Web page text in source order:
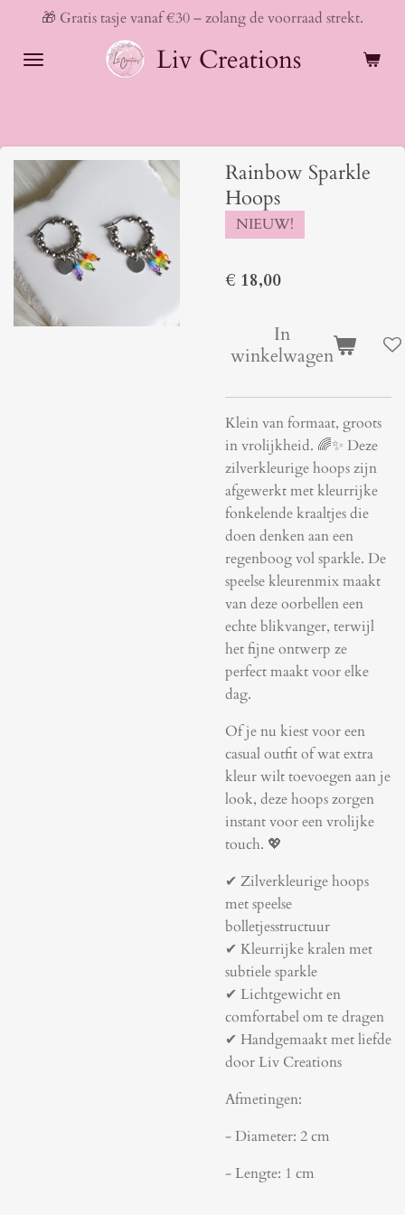
naar
Liv Creations
🎁 Gratis tasje vanaf €30 – zolang de voorraad strekt.
Rainbow Sparkle
Hoops
NIEUW!
€ 18,00
In
winkelwagen
Klein van formaat, groots
in vrolijkheid. 🌈✨ Deze
zilverkleurige hoops zijn
afgewerkt met kleurrijke
fonkelende kraaltjes die
doen denken aan een
regenboog vol sparkle. De
speelse kleurenmix maakt
van deze oorbellen een
echte blikvanger, terwijl
het fijne ontwerp ze
perfect maakt voor elke
dag.
Of je nu kiest voor een
casual outfit of wat extra
kleur wilt toevoegen aan je
look, deze hoops zorgen
instant voor een vrolijke
touch. 💖
✔ Zilverkleurige hoops
met speelse
bolletjesstructuur
✔ Kleurrijke kralen met
subtiele sparkle
✔ Lichtgewicht en
comfortabel om te dragen
✔ Handgemaakt met liefde
door Liv Creations
Afmetingen:
- Diameter: 2 cm
- Lengte: 1 cm